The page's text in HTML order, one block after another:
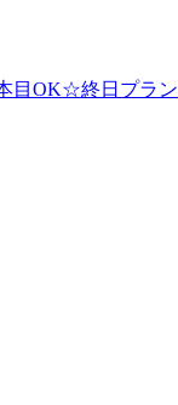
目OK☆終日プラン